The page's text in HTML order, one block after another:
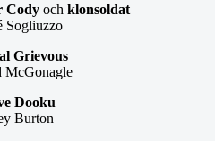
Cody och klonsoldat
Sogliuzzo
Grievous
McGonagle
Dooku
Burton